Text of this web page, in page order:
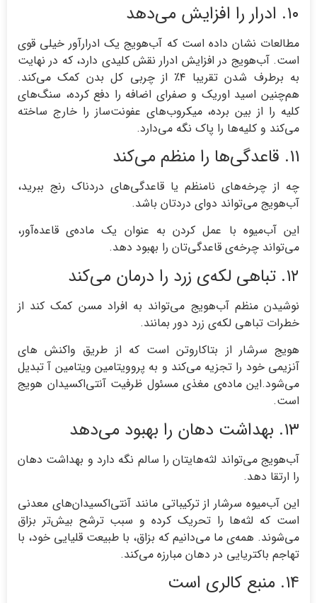
۱۰. ادرار را افزایش می‌دهد
مطالعات نشان داده است که آب‌هویج یک ادرارآور خیلی قوی
است. آب‌هویج در افزایش ادرار نقش کلیدی دارد، که در نهایت
به برطرف شدن تقریبا ۴٪ از چربی کل بدن کمک می‌کند.
هم‌چنین اسید اوریک و صفرای اضافه را دفع کرده، سنگ‌های
کلیه را از بین برده، میکروب‌های عفونت‌ساز را خارج ساخته
می‌کند و کلیه‌ها را پاک نگه می‌دارد.
۱۱. قاعدگی‌ها را منظم می‌کند
چه از چرخه‌های نامنظم یا قاعدگی‌های دردناک رنج ببرید،
آب‌هویج می‌تواند دوای دردتان باشد.
این آب‌میوه با عمل کردن به عنوان یک ماده‌ي قاعده‌آور،
می‌تواند چرخه‌ی قاعدگی‌تان را بهبود دهد.
۱۲. تباهی لکه‌ی زرد را درمان می‌کند
نوشیدن منظم آب‌هویج می‌تواند به افراد مسن کمک کند از
خطرات تباهی لکه‌ی زرد دور بمانند.
هویج سرشار از بتاکاروتن است که از طریق واکنش های
آنزیمی خود را تجزیه می‌کند و به پروویتامین ویتامین آ تبدیل
می‌شود.این ماده‌ی مغذی مسئول ظرفیت آنتی‌اکسیدان هویج
است.
۱۳. بهداشت دهان را بهبود می‌دهد
آب‌هویج می‌تواند لثه‌هایتان را سالم نگه دارد و بهداشت دهان
را ارتقا دهد.
این آب‌میوه سرشار از ترکیباتی مانند آنتی‌اکسیدان‌های معدنی
است که لثه‌ها را تحریک کرده و سبب ترشح بیش‌تر بزاق
می‌شوند. همه‌ی ما می‌دانیم که بزاق، با طبیعت قلیایی خود، با
تهاجم باکتریایی در دهان مبارزه می‌کند.
۱۴. منبع کالری است